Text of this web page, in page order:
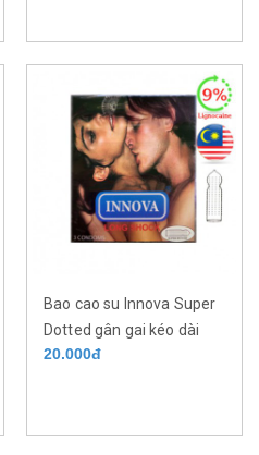
Bao cao su Innova Super
Dotted gân gai kéo dài
thơi 2 gian cực lâu hộp 3
20.000đ